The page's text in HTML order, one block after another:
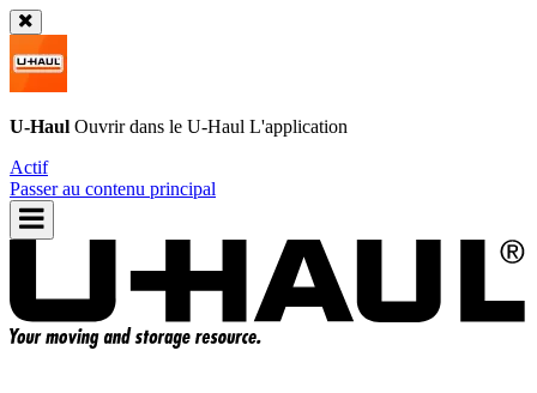
U-Haul Ouvrir dans le U-Haul L'application
Actif
Passer au contenu principal